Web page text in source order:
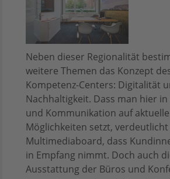
Neben dieser Regionalität
weitere Themen das Konzept
Kompetenz-Centers: Digitalität
Nachhaltigkeit. Dass man hier
und Kommunikation auf
Möglichkeiten setzt,
Multimediaboard, dass
in Empfang nimmt. Doch auch
Ausstattung der Büros und